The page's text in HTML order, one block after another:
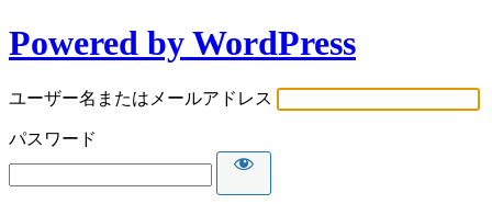
Powered by WordPress
ユーザー名またはメールアドレス
パスワード